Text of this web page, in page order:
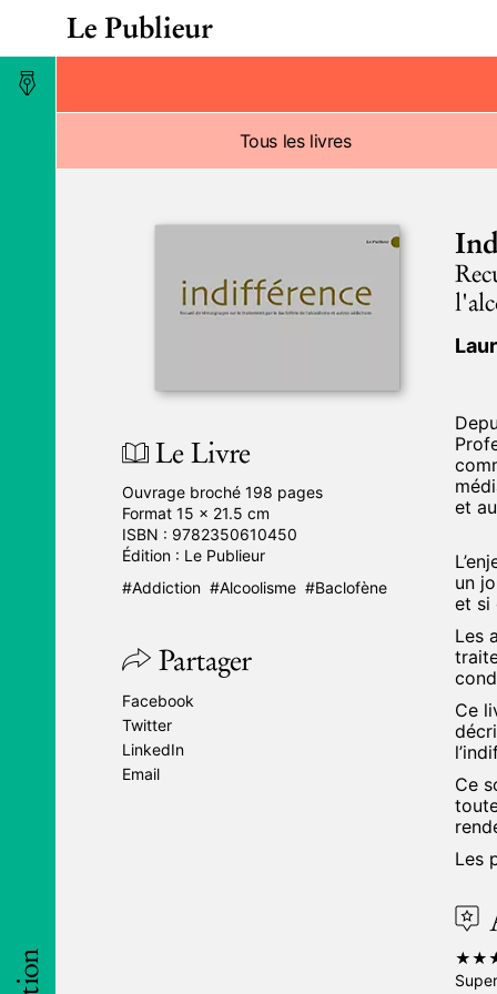
Le Publieur
Tous les livres
Le Livre
Ouvrage broché 198 pages
Format 15 × 21.5 cm
ISBN : 9782350610450
Édition : Le Publieur
Addiction
Alcoolisme Baclofène
Partager
Facebook
Twitter
LinkedIn
Email
et
un
et si
Les
Ce
Ce
Les
Les